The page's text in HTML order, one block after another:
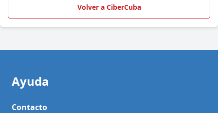
Volver a CiberCuba
Ayuda
Contacto